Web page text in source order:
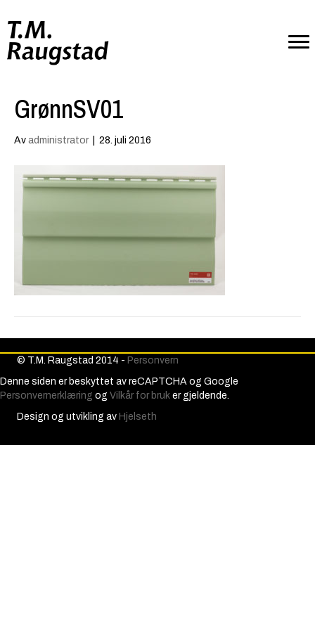
GrønnSV01
Av administrator 28. juli 2016
© T.M. Raugstad 2014 - Personvern
Denne siden er beskyttet av reCAPTCHA og Google
Personvernerklæring og Vilkår for bruk er gjeldende.
Design og utvikling av Hjelseth